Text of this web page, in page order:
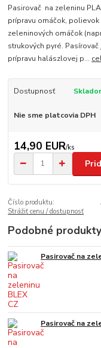
Pasirovač na zeleninu
prípravu omáčok,
zeleninových omáčok
strukových pyré.
prípravu halászlovej p...
Dostupnosť
Nie sme platcovia DPH
14,90 EUR/ks
Číslo produktu:
Strážiť cenu / dostupnosť
Podobné produkty
Pasirovač na
Pasirovač na